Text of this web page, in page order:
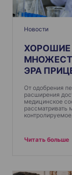
Новости
ХОРОШИЕ
ЭРА
От одобрения
расширения
медицинское
рассматривать
Читать больше